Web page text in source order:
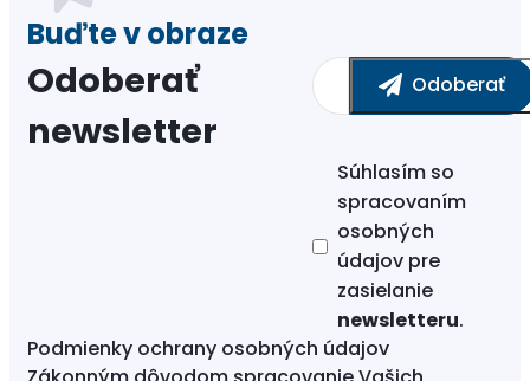
Odoberať
newsletter
Súhlasím so
spracovaním
osobných
údajov pre
zasielanie
newsletteru.
Podmienky ochrany osobných údajov